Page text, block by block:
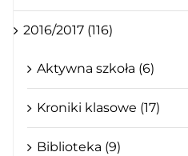
2016/2017 (116)
Aktywna szkoła (6)
Kroniki klasowe (17)
Biblioteka (9)